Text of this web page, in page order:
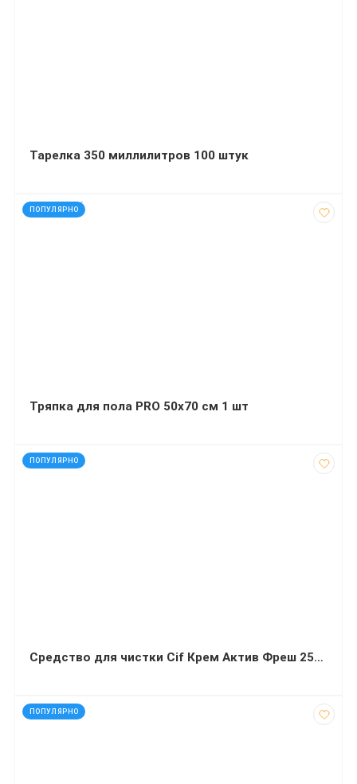
Тарелка 350 миллилитров 100 штук
ПОПУЛЯРНО
код: 927666
Тряпка для пола PRO 50х70 см 1 шт
ПОПУЛЯРНО
код: 12515
Средство для чистки Cif Крем Актив Фреш 250 миллилитров
ПОПУЛЯРНО
код: 91130